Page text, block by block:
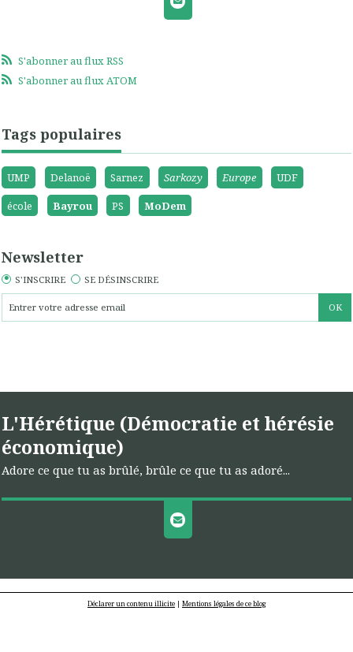
S'abonner au flux RSS
S'abonner au flux ATOM
Tags populaires
UMP Delanoë Sarnez Sarkozy Europe
UDF
école
Bayrou PS MoDem
Newsletter
S'INSCRIRE SE DÉSINSCRIRE
L'Hérétique (Démocratie et hérésie
économique)
Adore ce que tu as brûlé, brûle ce que tu as adoré...
Déclarer un contenu illicite | Mentions légales de ce blog